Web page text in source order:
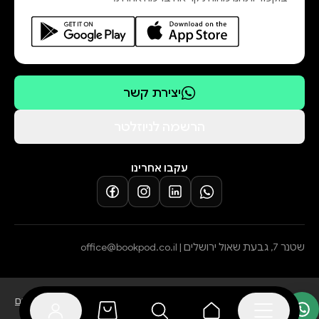
יצירת קשר
עקבו אחרינו
שטנר 7, גבעת שאול ירושלים | office@bookpod.co.il
בלוגשירות לקוחות מדיניות פרטיות הצהרת נגישותתקנון הרשמה לסופרים